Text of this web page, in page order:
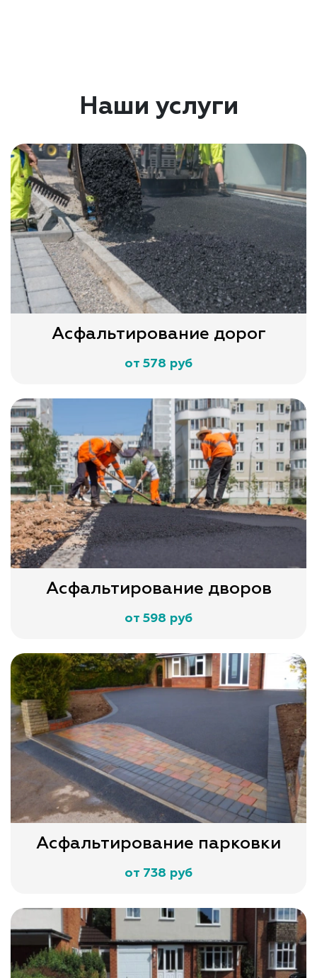
Наши услуги
Асфальтирование дорог
от 578 руб
Асфальтирование дворов
от 598 руб
Асфальтирование парковки
от 738 руб